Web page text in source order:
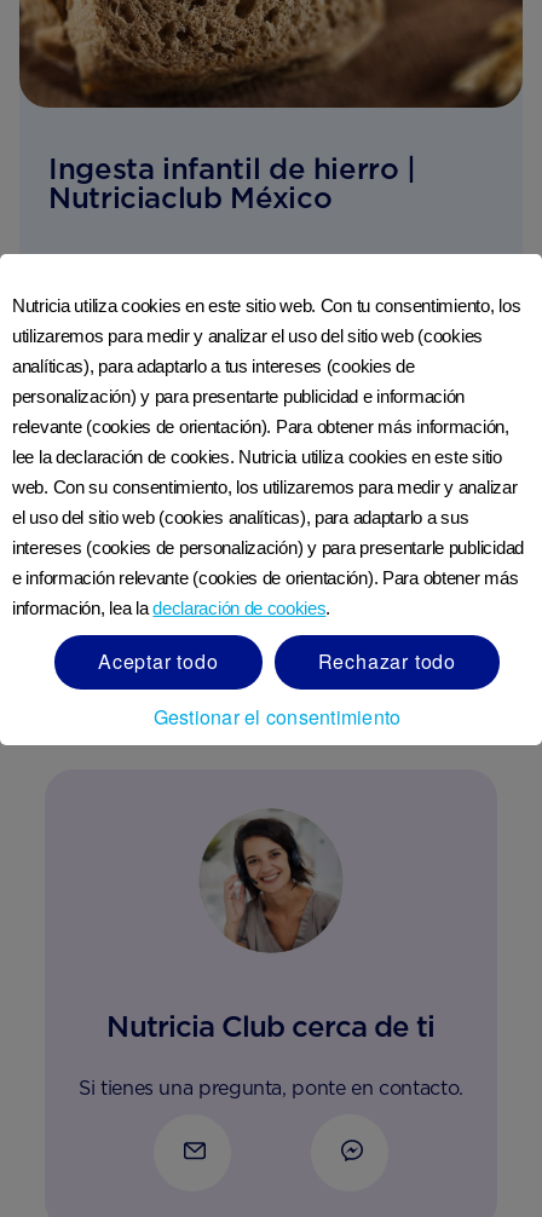
Ingesta infantil de hierro |
Nutriciaclub México
en la dieta de tu pequeño El hierro es un
nutriente esencial para ...
Prebióticos y vitaminas, tus
grandes aliados para su dieta |
Nutriciaclub México
CRECIMIENTO Y DESARROLLO​​ Las
necesidades nutricionales de un niño son
diferentes a las tuyas Los padres deben estar
conscientes que ...
Nutricia Club cerca de ti
Si tienes una pregunta, ponte en contacto.
Nutricia utiliza cookies en este sitio web. Con tu consentimiento, los
utilizaremos para medir y analizar el uso del sitio web (cookies
analíticas), para adaptarlo a tus intereses (cookies de
personalización) y para presentarte publicidad e información
relevante (cookies de orientación). Para obtener más información,
lee la declaración de cookies. Nutricia utiliza cookies en este sitio
web. Con su consentimiento, los utilizaremos para medir y analizar
el uso del sitio web (cookies analíticas), para adaptarlo a sus
intereses (cookies de personalización) y para presentarle publicidad
e información relevante (cookies de orientación). Para obtener más
información, lea ladeclaración de cookies.
Aceptar todo
Rechazar todo
Gestionar el consentimiento